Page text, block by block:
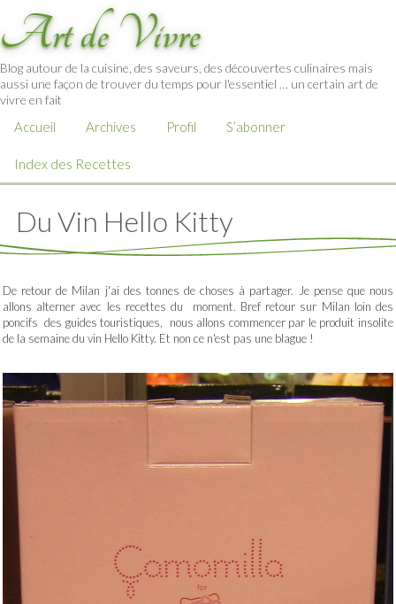
Art de Vivre
Blog autour de la cuisine, des saveurs, des découvertes culinaires mais
aussi une façon de trouver du temps pour l'essentiel … un certain art de
vivre en fait
Accueil Archives Profil S’abonner
Index des Recettes
Du Vin Hello Kitty
De retour de Milan j'ai des tonnes de choses à partager. Je pense que nous
allons alterner avec les recettes du moment. Bref retour sur Milan loin des
poncifs des guides touristiques, nous allons commencer par le produit insolite
de la semaine du vin Hello Kitty. Et non ce n'est pas une blague !